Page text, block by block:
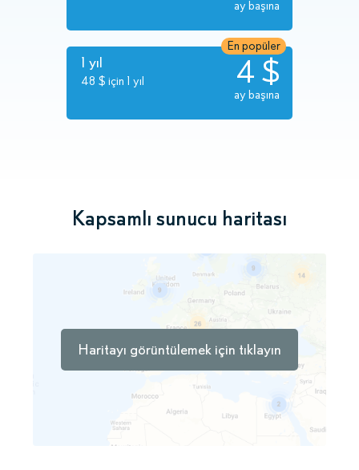
ay başına
En popüler
1 yıl
48 $ için 1 yıl 4 $
ay başına
Kapsamlı sunucu haritası
Haritayı görüntülemek için tıklayın